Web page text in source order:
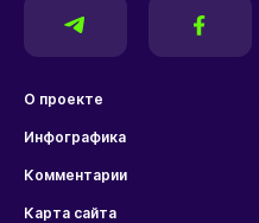
О проекте
Инфографика
Комментарии
Карта сайта